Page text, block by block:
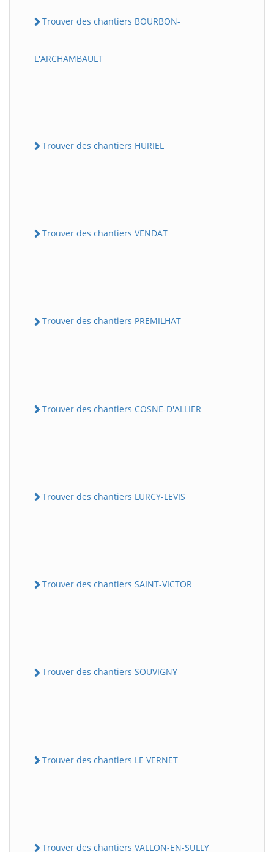
Trouver des chantiers BOURBON-
L'ARCHAMBAULT
Trouver des chantiers HURIEL
Trouver des chantiers VENDAT
Trouver des chantiers PREMILHAT
Trouver des chantiers COSNE-D'ALLIER
Trouver des chantiers LURCY-LEVIS
Trouver des chantiers SAINT-VICTOR
Trouver des chantiers SOUVIGNY
Trouver des chantiers LE VERNET
Trouver des chantiers VALLON-EN-SULLY